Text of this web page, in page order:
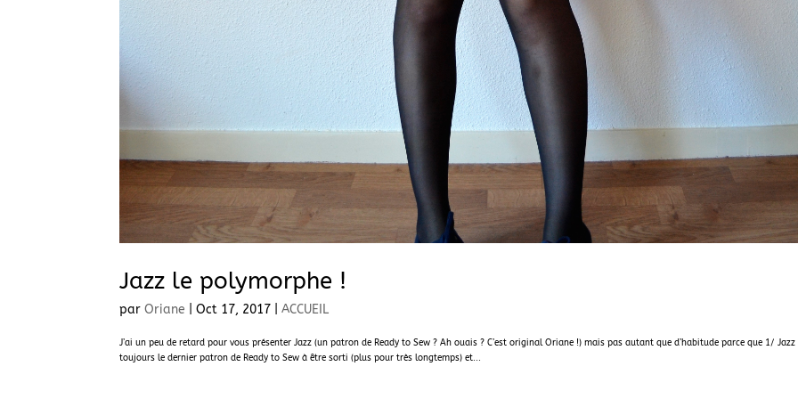
Jazz le polymorphe !
parOriane |Oct 17, 2017 |ACCUEIL
J’ai un peu de retard pour vous présenter Jazz (un patron de Ready to Sew ? Ah ouais ? C’est original Oriane !) mais pas autant que d’habitude parce que 1/ Jazz
toujours le dernier patron de Ready to Sew à être sorti (plus pour très longtemps) et...